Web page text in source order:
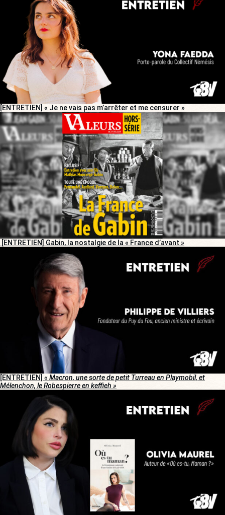
[ENTRETIEN] « Je ne vais pas m’arrêter et me censurer »
[ENTRETIEN] Gabin, la nostalgie de la « France d’avant »
[ENTRETIEN] « Macron, une sorte de petit Turreau en Playmobil, et
Mélenchon, le Robespierre en keffieh »